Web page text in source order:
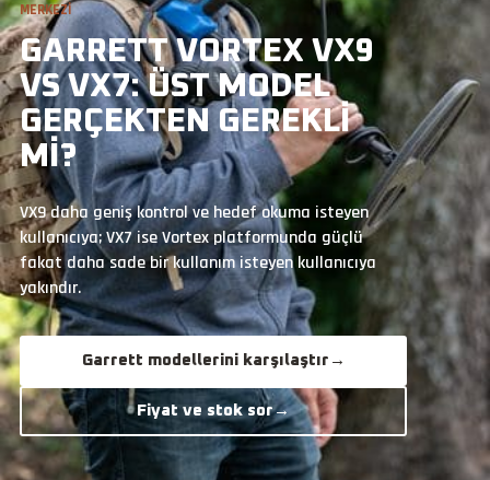
AT Pro AT Max
Axiom Pro Pointer
MERKEZI
GARRETT VORTEX VX9
VS VX7: ÜST MODEL
GERÇEKTEN GEREKLI
MI?
VX9 daha geniş kontrol ve hedef okuma isteyen
kullanıcıya; VX7 ise Vortex platformunda güçlü
fakat daha sade bir kullanım isteyen kullanıcıya
yakındır.
Garrett modellerini karşılaştır →
Fiyat ve stok sor→